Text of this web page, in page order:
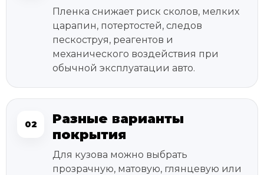
Пленка снижает риск сколов, мелких
царапин, потертостей, следов
пескоструя, реагентов и
механического воздействия при
обычной эксплуатации авто.
02
Разные варианты
покрытия
Для кузова можно выбрать
прозрачную, матовую, глянцевую или